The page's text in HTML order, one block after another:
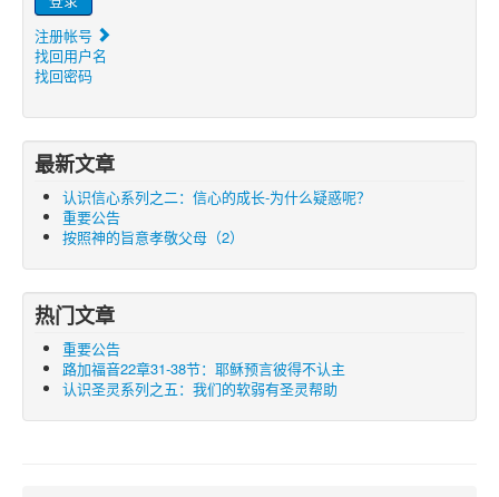
注册帐号
找回用户名
找回密码
最新文章
认识信心系列之二：信心的成长-为什么疑惑呢？
重要公告
按照神的旨意孝敬父母（2）
热门文章
重要公告
路加福音22章31-38节：耶稣预言彼得不认主
认识圣灵系列之五：我们的软弱有圣灵帮助